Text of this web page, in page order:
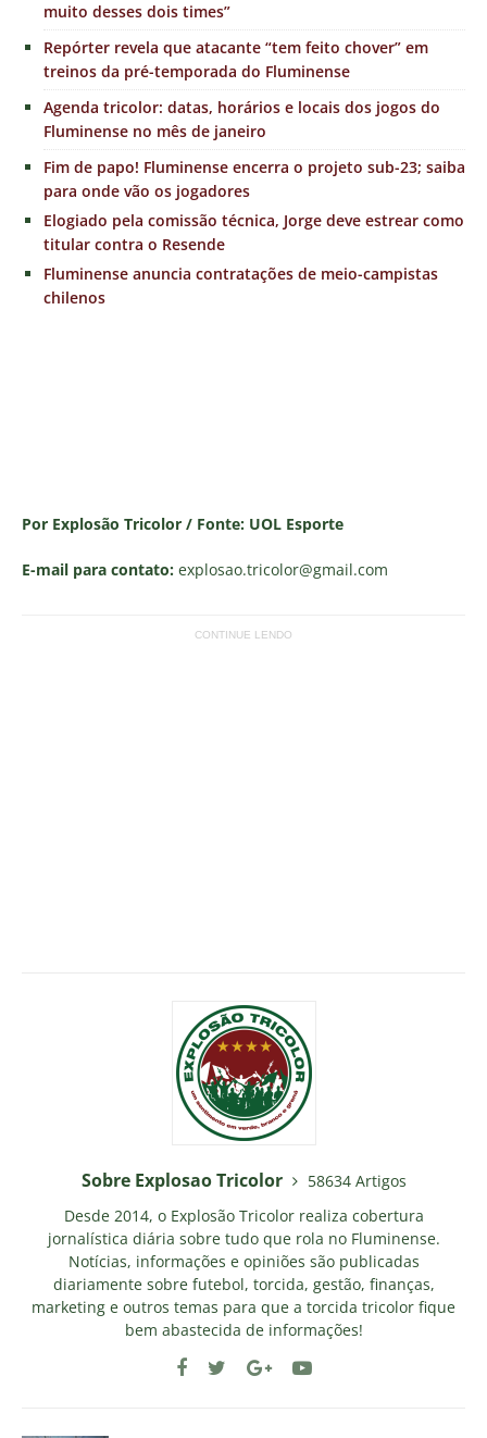
muito desses dois times”
Repórter revela que atacante “tem feito chover” em
treinos da pré-temporada do Fluminense
Agenda tricolor: datas, horários e locais dos jogos do
Fluminense no mês de janeiro
Fim de papo! Fluminense encerra o projeto sub-23; saiba
para onde vão os jogadores
Elogiado pela comissão técnica, Jorge deve estrear como
titular contra o Resende
Fluminense anuncia contratações de meio-campistas
chilenos
Por Explosão Tricolor / Fonte: UOL Esporte
E-mail para contato: explosao.tricolor@gmail.com
CONTINUE LENDO
Sobre Explosao Tricolor
58634 Artigos
Desde 2014, o Explosão Tricolor realiza cobertura
jornalística diária sobre tudo que rola no Fluminense.
Notícias, informações e opiniões são publicadas
diariamente sobre futebol, torcida, gestão, finanças,
marketing e outros temas para que a torcida tricolor fique
bem abastecida de informações!